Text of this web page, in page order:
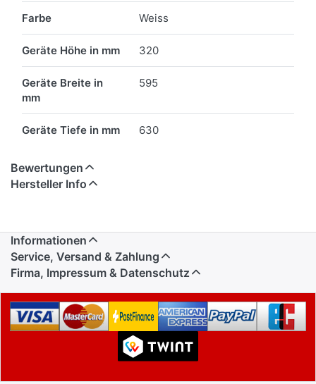
Farbe Weiss
Geräte Höhe in mm 320
Geräte Breite in
mm
595
Geräte Tiefe in mm 630
Bewertungen
Hersteller Info
Informationen
Service, Versand & Zahlung
Firma, Impressum & Datenschutz